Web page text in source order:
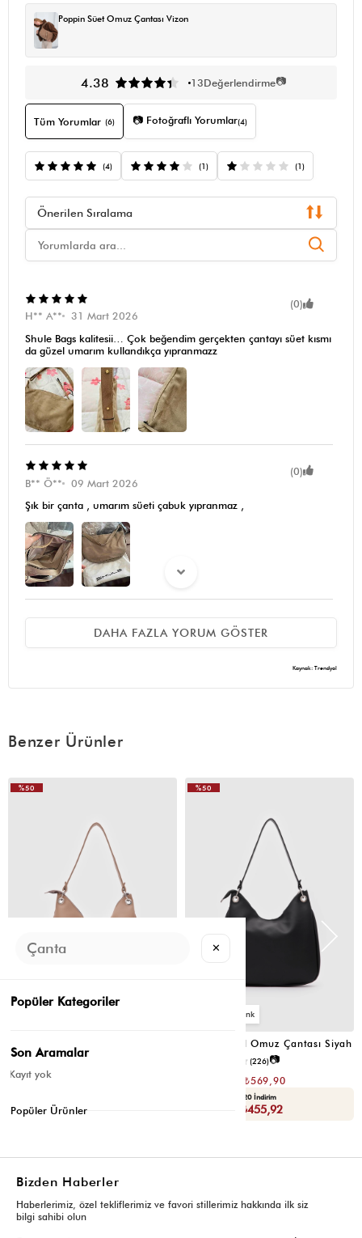
Poppin Süet Omuz Çantası Vizon
4.38 13Değerlendirme📷
Tüm Yorumlar (6) 📷 Fotoğraflı Yorumlar(4)
(4) (1) (1)
Önerilen Sıralama
(0)
H** A**
31 Mart 2026
Shule Bags kalitesii… Çok beğendim gerçekten çantayı süet kısmı
da güzel umarım kullandıkça yıpranmazz
(0)
B** Ö**
09 Mart 2026
Şık bir çanta , umarım süeti çabuk yıpranmaz ,
15 Şubat 2026
04 Kasım 2025
Gelen aynı çanta değil
DAHA FAZLA YORUM GÖSTER
Kaynak: Trendyol
Benzer Ürünler
₺1.139,80
Sepette : ₺398,93
%50
Valerie Oval Omuz Çantası Siyah
(226)📷
₺569,90
Yaza Özel Ek %20 İndirim
Sepette : ₺455,92
%50
Bizden Haberler
Haberlerimiz, özel tekliflerimiz ve favori stillerimiz hakkında ilk siz
bilgi sahibi olun
✕
Popüler Kategoriler
Son Aramalar
Kayıt yok
Popüler Ürünler